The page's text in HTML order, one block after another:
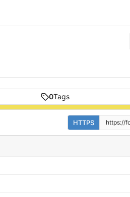
0Tags
HTTPS